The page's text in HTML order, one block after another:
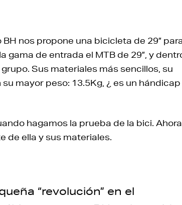
nos propone una bicicleta de 29”
gama de entrada el MTB de 29”, y
Sus materiales más sencillos, su
mayor peso: 13.5Kg, ¿ es un hándicap
hagamos la prueba de la bici.
de ella y sus materiales.
“revolución” en el